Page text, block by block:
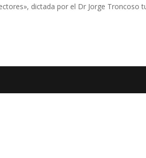
dictada por el Dr Jorge Troncoso